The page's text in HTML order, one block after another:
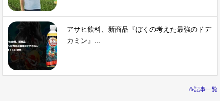
アサヒ飲料、新商品『ぼくの考えた最強のドデ
カミン』...
☕記事一覧